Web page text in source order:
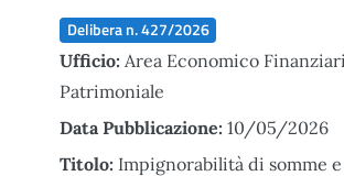
Delibera n. 427/2026
Ufficio: Area Economico
Patrimoniale
Data Pubblicazione: 10/05/2026
Titolo: Impignorabilità di somme